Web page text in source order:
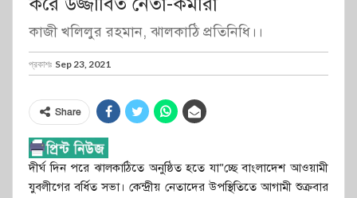
কাজী খলিলুর রহমান, ঝালকাঠি প্রতিনিধি।।
প্রকাশঃ Sep 23, 2021
Share
দীর্ঘ দিন পরে ঝালকাঠিতে অনুষ্ঠিত হতে যা”চ্ছে বাংলাদেশ আওয়ামী
যুবলীগের বর্ধিত সভা। কেন্দ্রীয় নেতাদের উপস্থিতিতে আগামী শুক্রবার